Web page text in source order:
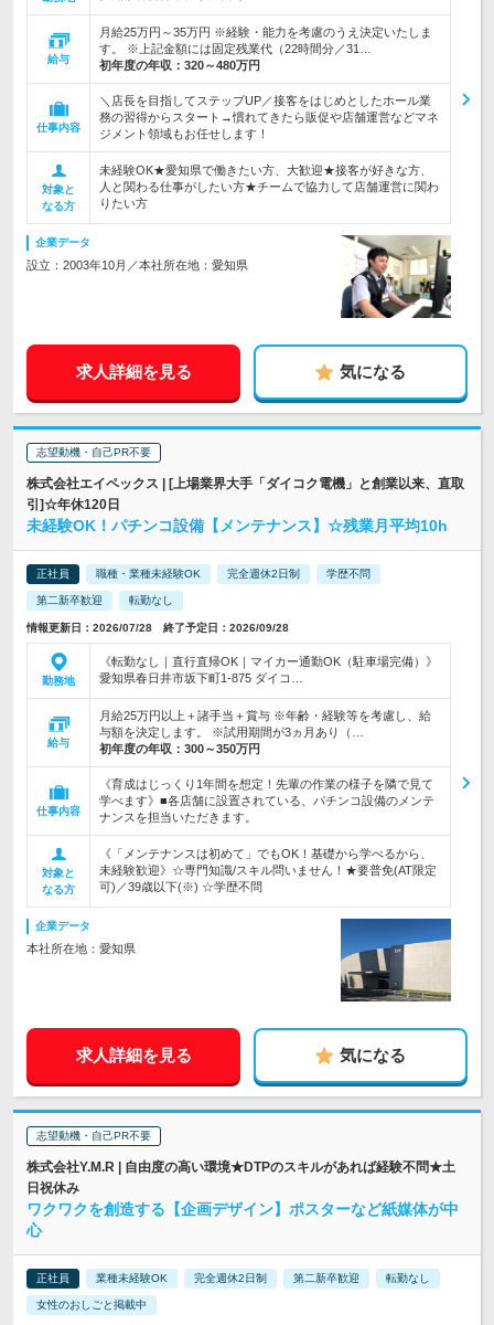
給与
月給25万円～35万円 ※経験・能力を考慮のうえ決定いたしま
す。 ※上記金額には固定残業代（22時間分／31…
初年度の年収： 320～480万円
仕事内容
＼店長を目指してステップUP／接客をはじめとしたホール業
務の習得からスタート→慣れてきたら販促や店舗運営などマネ
ジメント領域もお任せします！
対象と
なる方
未経験OK★愛知県で働きたい方、大歓迎★接客が好きな方、
人と関わる仕事がしたい方★チームで協力して店舗運営に関わ
りたい方
企業データ
設立：2003年10月／本社所在地：愛知県
求人詳細を見る 気になる
志望動機・自己PR不要
株式会社エイペックス | [上場業界大手「ダイコク電機」と創業以来、直取
引]☆年休120日
未経験OK！パチンコ設備【メンテナンス】☆残業月平均10h
正社員 職種・業種未経験OK 完全週休2日制 学歴不問
第二新卒歓迎 転勤なし
情報更新日：2026/07/28 終了予定日：2026/09/28
勤務地
《転勤なし｜直行直帰OK｜マイカー通勤OK（駐車場完備）》
愛知県春日井市坂下町1-875 ダイコ…
給与
月給25万円以上＋諸手当＋賞与 ※年齢・経験等を考慮し、給
与額を決定します。 ※試用期間が3ヵ月あり（…
初年度の年収： 300～350万円
仕事内容
《育成はじっくり1年間を想定！先輩の作業の様子を隣で見て
学べます》■各店舗に設置されている、パチンコ設備のメンテ
ナンスを担当いただきます。
対象と
なる方
《「メンテナンスは初めて」でもOK！基礎から学べるから、
未経験歓迎》☆専門知識/スキル問いません！★要普免(AT限定
可)／39歳以下(※) ☆学歴不問
企業データ
本社所在地：愛知県
求人詳細を見る 気になる
志望動機・自己PR不要
株式会社Y.M.R | 自由度の高い環境★DTPのスキルがあれば経験不問★土
日祝休み
ワクワクを創造する【企画デザイン】ポスターなど紙媒体が中
心
正社員 業種未経験OK 完全週休2日制 第二新卒歓迎 転勤なし
女性のおしごと掲載中